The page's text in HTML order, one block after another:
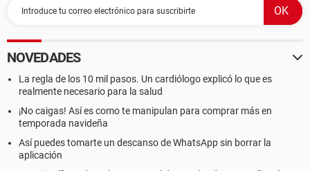
NOVEDADES
La regla de los 10 mil pasos. Un cardiólogo explicó lo que es
realmente necesario para la salud
¡No caigas! Así es como te manipulan para comprar más en
temporada navideña
Así puedes tomarte un descanso de WhatsApp sin borrar la
aplicación